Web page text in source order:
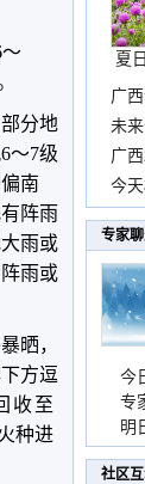
～
分地
～7级
南
阵雨
雨或
雨或
晒，
方逗
收至
种进
夏
广
布
未
时
广
份
今
现暴
专家
今
专
温
明
天
社区